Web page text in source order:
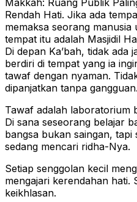
Rendah Hati. Jika ada
memaksa seorang
tempat itu adalah Masjidil
Di depan Ka’bah, tidak ada
berdiri di tempat yang ia
tawaf dengan nyaman.
dipanjatkan tanpa gangguan.
Tawaf adalah laboratorium
Di sana seseorang belajar
bangsa bukan saingan,
sedang mencari ridha-Nya.
Setiap senggolan kecil
mengajari kerendahan hati.
keikhlasan.